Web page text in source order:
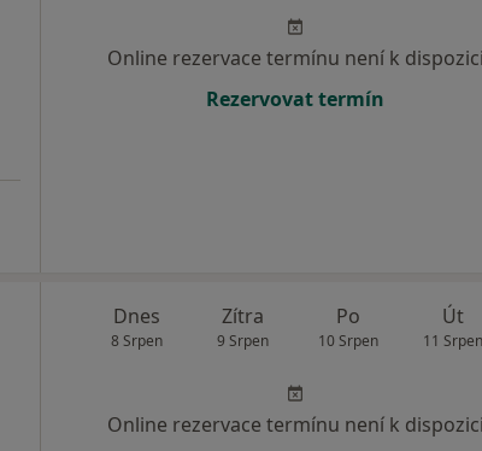
Online rezervace termínu není k dispozici
Rezervovat termín
Dnes
8 Srpen
Zítra
9 Srpen
Po
10 Srpen
Út
11 Srpen
Online rezervace termínu není k dispozici